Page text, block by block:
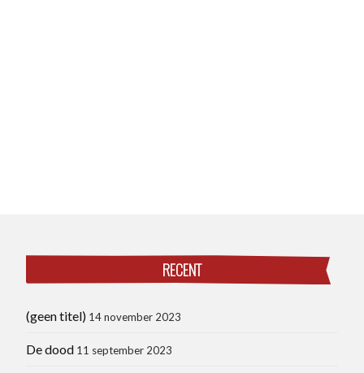
RECENT
(geen titel) 14 november 2023
De dood 11 september 2023